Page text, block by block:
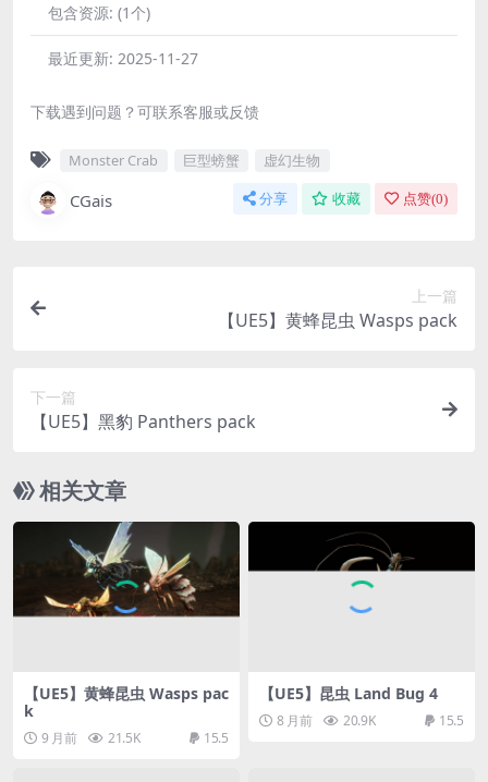
包含资源: (1个)
最近更新: 2025-11-27
下载遇到问题？可联系客服或反馈
Monster Crab 巨型螃蟹 虚幻生物
CGais 分享 收藏 点赞(0)
上一篇
【UE5】黄蜂昆虫 Wasps pack
下一篇
【UE5】黑豹 Panthers pack
相关文章
【UE5】黄蜂昆虫 Wasps pac
k
9 月前 21.5K 15.5
【UE5】昆虫 Land Bug 4
8 月前 20.9K 15.5